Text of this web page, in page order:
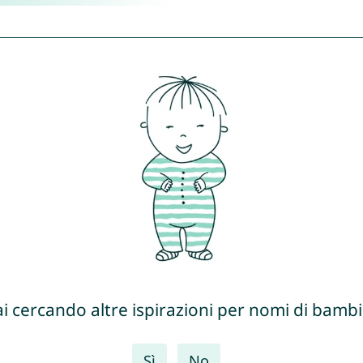
cercando altre ispirazioni per nomi di